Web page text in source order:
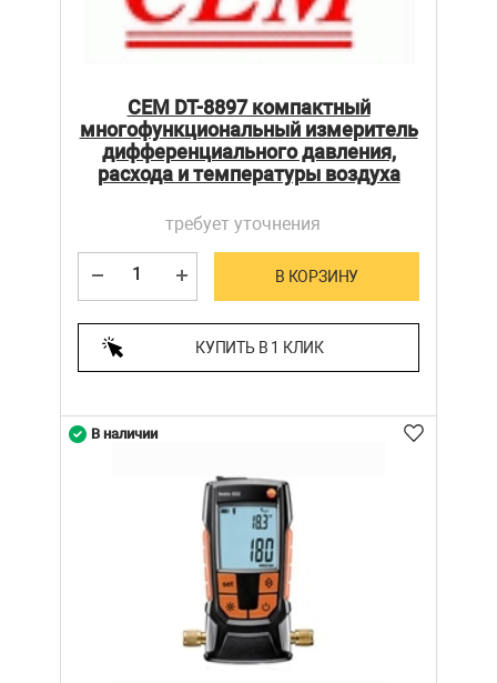
CEM DT-8897 компактный
многофункциональный измеритель
дифференциального давления,
расхода и температуры воздуха
требует уточнения
В КОРЗИНУ
КУПИТЬ В 1 КЛИК
В наличии